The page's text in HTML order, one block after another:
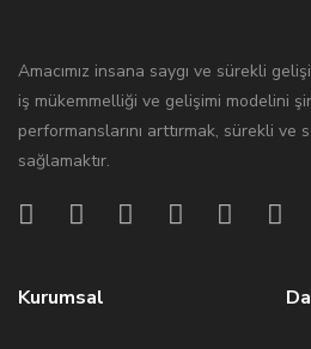
Amacımız insana saygı ve sürekli
iş mükemmelliği ve gelişimi modelini
performanslarını arttırmak, sürekli ve
sağlamaktır.
Kurumsal